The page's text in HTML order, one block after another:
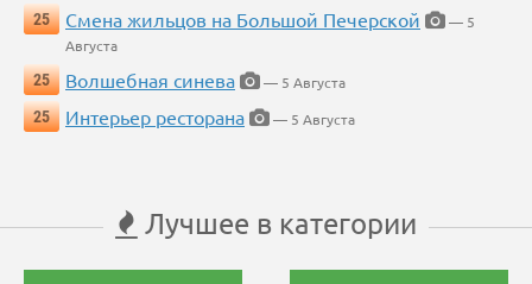
25
Смена жильцов на Большой Печерской
— 5
Августа
25
Волшебная синева
— 5 Августа
25
Интерьер ресторана — 5 Августа
Лучшее в категории